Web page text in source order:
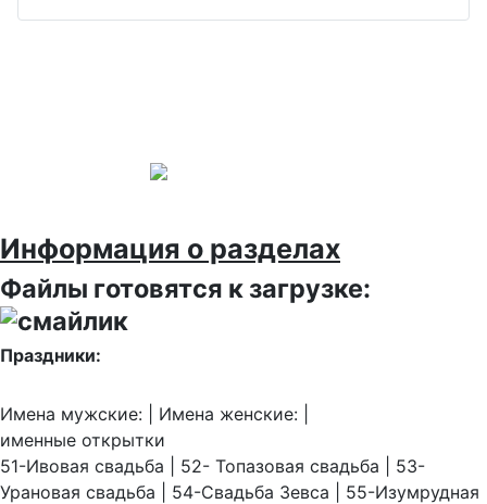
Информация о разделах
Файлы готовятся к загрузке:
Праздники:
Имена мужские: | Имена женские: |
именные открытки
51-Ивовая свадьба | 52- Топазовая свадьба | 53-
Урановая свадьба | 54-Свадьба Зевса | 55-Изумрудная